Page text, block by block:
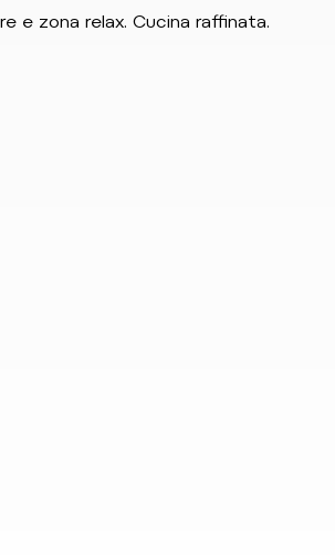
e zona relax. Cucina raffinata.